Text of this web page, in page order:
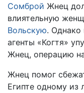
Сомброй Жнец
влиятельную
Вольскую. Однако
агенты «Когтя»
Жнец, операцию
Жнец помог
Египте одному из